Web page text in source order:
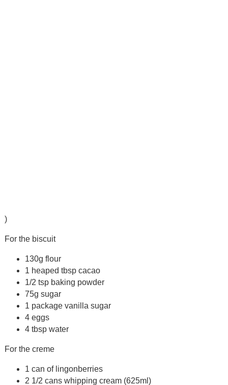
)
For the biscuit
130g flour
1 heaped tbsp cacao
1/2 tsp baking powder
75g sugar
1 package vanilla sugar
4 eggs
4 tbsp water
For the creme
1 can of lingonberries
2 1/2 cans whipping cream (625ml)